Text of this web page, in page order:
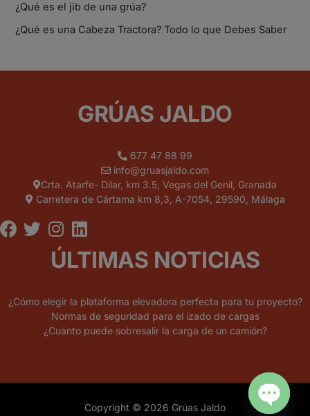
¿Qué es el jib de una grúa?
¿Qué es una Cabeza Tractora? Todo lo que Debes Saber
GRÚAS JALDO
677 47 88 99
info@gruasjaldo.com
Crta. Atarfe- Dílar, km 3.5, Vegas del Genil, Granada
Carretera de Cártama km 8,3, A-7054, 29590, Málaga
ÚLTIMAS NOTICIAS
¿Cómo elegir la plataforma elevadora perfecta para tu proyecto?
Normas de seguridad para el izado de cargas
¿Cuánto puede sobresalir la carga de un camión?
Copyright © 2026 Grúas Jaldo